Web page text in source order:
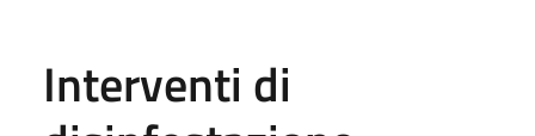
Interventi di